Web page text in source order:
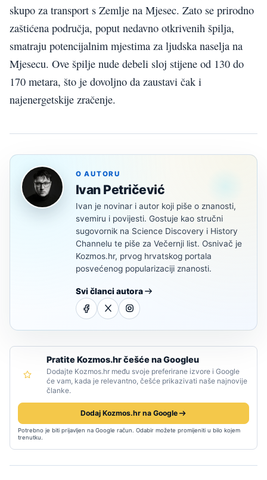
skupo za transport s Zemlje na Mjesec. Zato se prirodno
zaštićena područja, poput nedavno otkrivenih špilja,
smatraju potencijalnim mjestima za ljudska naselja na
Mjesecu. Ove špilje nude debeli sloj stijene od 130 do
170 metara, što je dovoljno da zaustavi čak i
najenergetskije zračenje.
O AUTORU
Ivan Petričević
Ivan je novinar i autor koji piše o znanosti,
svemiru i povijesti. Gostuje kao stručni
sugovornik na Science Discovery i History
Channelu te piše za Večernji list. Osnivač je
Kozmos.hr, prvog hrvatskog portala
posvećenog popularizaciji znanosti.
Svi članci autora
Pratite Kozmos.hr češće na Googleu
Dodajte Kozmos.hr među svoje preferirane izvore i Google
će vam, kada je relevantno, češće prikazivati naše najnovije
članke.
Dodaj Kozmos.hr na Google
Potrebno je biti prijavljen na Google račun. Odabir možete promijeniti u bilo kojem
trenutku.